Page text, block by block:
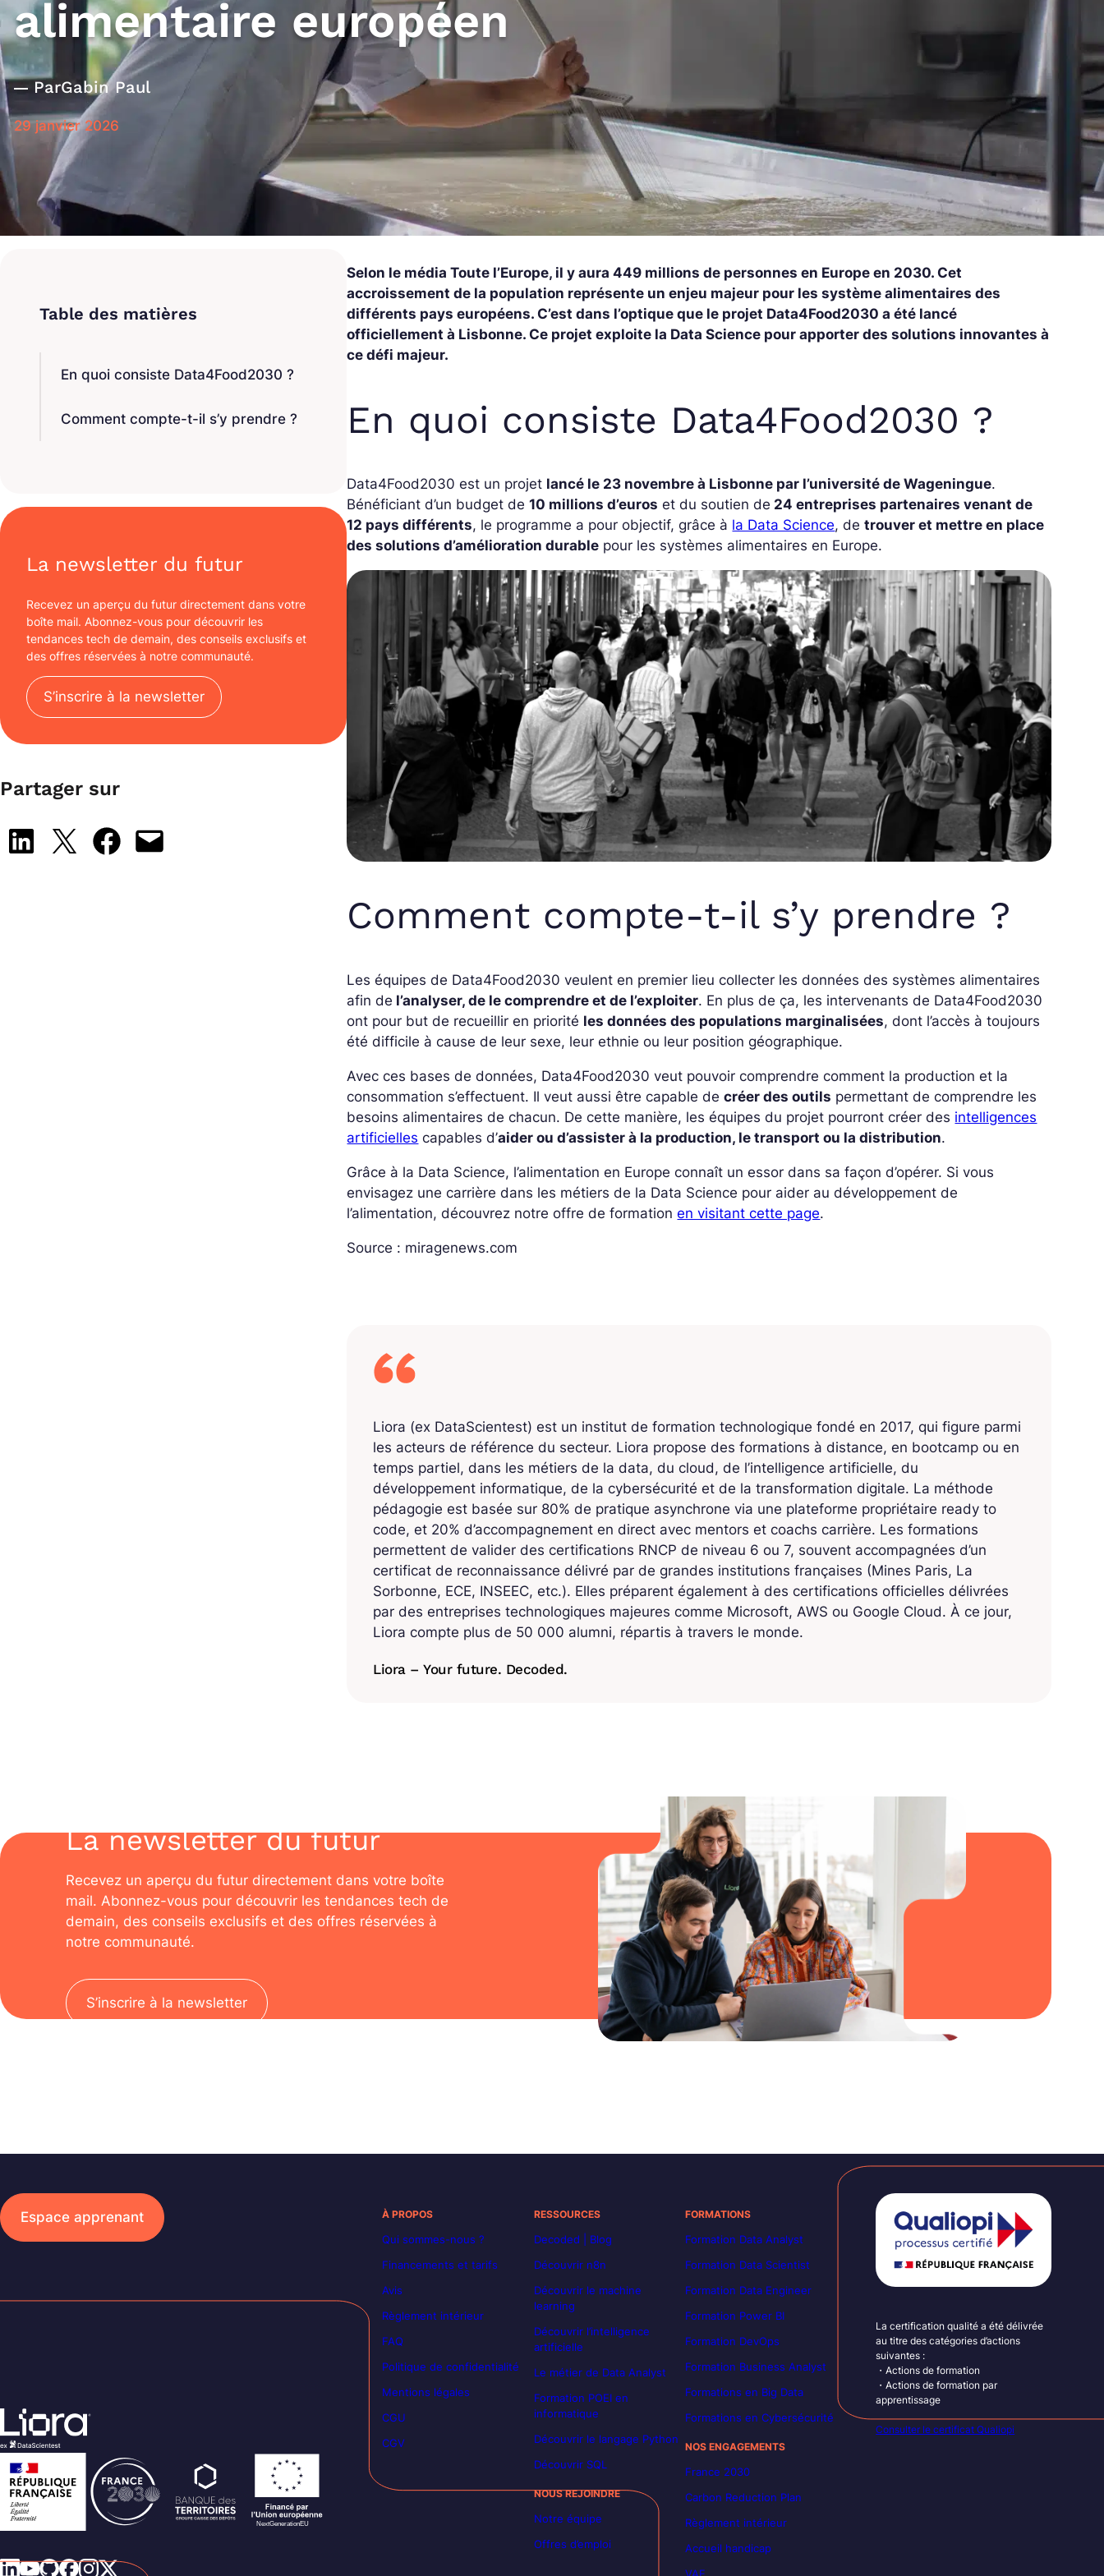
alimentaire européen
ParGabin Paul
29 janvier 2026
En quoi consiste Data4Food2030 ?
Comment compte-t-il s’y prendre ?
La newsletter du futur
Recevez un aperçu du futur directement dans votre
boîte mail. Abonnez-vous pour découvrir les
tendances tech de demain, des conseils exclusifs et
des offres réservées à notre communauté.
S’inscrire à la newsletter
Partager sur
Share on LinkedIn
Share on X Share on Facebook
Email this Page
Selon le média Toute l’Europe, il y aura 449 millions de personnes en Europe en 2030. Cet
accroissement de la population représente un enjeu majeur pour les système alimentaires des
différents pays européens. C’est dans l’optique que le projet Data4Food2030 a été lancé
officiellement à Lisbonne. Ce projet exploite la Data Science pour apporter des solutions innovantes à
ce défi majeur.
En quoi consiste Data4Food2030 ?
Data4Food2030 est un projet lancé le 23 novembre à Lisbonne par l’université de Wageningue.
Bénéficiant d’un budget de10 millions d’euros et du soutien de 24 entreprises partenaires venant de
12 pays différents, le programme a pour objectif, grâce à la Data Science, detrouver et mettre en place
des solutions d’amélioration durable pour les systèmes alimentaires en Europe.
Comment compte-t-il s’y prendre ?
Les équipes de Data4Food2030 veulent en premier lieu collecter les données des systèmes alimentaires
afin de l’analyser, de le comprendre et de l’exploiter. En plus de ça, les intervenants de Data4Food2030
ont pour but de recueillir en priorité les données des populations marginalisées, dont l’accès à toujours
été difficile à cause de leur sexe, leur ethnie ou leur position géographique.
Avec ces bases de données, Data4Food2030 veut pouvoir comprendre comment la production et la
consommation s’effectuent. Il veut aussi être capable decréer des outils permettant de comprendre les
besoins alimentaires de chacun. De cette manière, les équipes du projet pourront créer des intelligences
artificielles capables d’aider ou d’assister à la production, le transport ou la distribution.
Grâce à la Data Science, l’alimentation en Europe connaît un essor dans sa façon d’opérer. Si vous
envisagez une carrière dans les métiers de la Data Science pour aider au développement de
l’alimentation, découvrez notre offre de formationen visitant cette page.
Source : miragenews.com
Liora (ex DataScientest) est un institut de formation technologique fondé en 2017, qui figure parmi
les acteurs de référence du secteur. Liora propose des formations à distance, en bootcamp ou en
temps partiel, dans les métiers de la data, du cloud, de l’intelligence artificielle, du
développement informatique, de la cybersécurité et de la transformation digitale. La méthode
pédagogie est basée sur 80% de pratique asynchrone via une plateforme propriétaire ready to
code, et 20% d’accompagnement en direct avec mentors et coachs carrière. Les formations
permettent de valider des certifications RNCP de niveau 6 ou 7, souvent accompagnées d’un
certificat de reconnaissance délivré par de grandes institutions françaises (Mines Paris, La
Sorbonne, ECE, INSEEC, etc.). Elles préparent également à des certifications officielles délivrées
par des entreprises technologiques majeures comme Microsoft, AWS ou Google Cloud. À ce jour,
Liora compte plus de 50 000 alumni, répartis à travers le monde.
Liora – Your future. Decoded.
La newsletter du futur
Recevez un aperçu du futur directement dans votre boîte
mail. Abonnez-vous pour découvrir les tendances tech de
demain, des conseils exclusifs et des offres réservées à
notre communauté.
S’inscrire à la newsletter
Espace apprenant À PROPOS
Qui sommes-nous ?
Financements et tarifs
Avis
Règlement intérieur
FAQ
Politique de confidentialité
Mentions légales
CGU
CGV
RESSOURCES
Decoded | Blog
Découvrir n8n
Découvrir le machine
learning
Découvrir l’intelligence
artificielle
Le métier de Data Analyst
Formation POEI en
informatique
Découvrir le langage Python
Découvrir SQL
NOUS REJOINDRE
Notre équipe
Offres d’emploi
FORMATIONS
Formation Data Analyst
Formation Data Scientist
Formation Data Engineer
Formation Power BI
Formation DevOps
Formation Business Analyst
Formations en Big Data
Formations en Cybersécurité
NOS ENGAGEMENTS
France 2030
Carbon Reduction Plan
Règlement intérieur
Accueil handicap
La certification qualité a été délivrée
au titre des catégories d’actions
suivantes :
・Actions de formation
・Actions de formation par
apprentissage
Consulter le certificat Qualiopi